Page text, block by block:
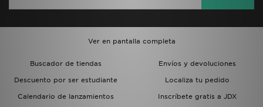
Ver en pantalla completa
Buscador de tiendas
Envíos y devoluciones
Descuento por ser estudiante
Localiza tu pedido
Calendario de lanzamientos
Inscríbete gratis a JDX